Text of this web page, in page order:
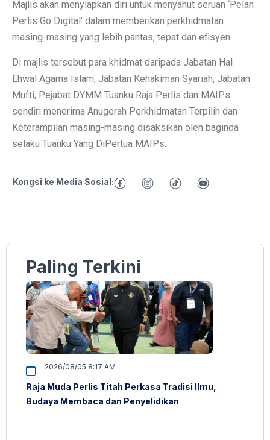
Majlis akan menyiapkan diri untuk menyahut seruan ‘Pelan
Perlis Go Digital’ dalam memberikan perkhidmatan
masing-masing yang lebih pantas, tepat dan efisyen.
Di majlis tersebut para khidmat daripada Jabatan Hal
Ehwal Agama Islam, Jabatan Kehakiman Syariah, Jabatan
Mufti, Pejabat DYMM Tuanku Raja Perlis dan MAIPs
sendiri menerima Anugerah Perkhidmatan Terpilih dan
Keterampilan masing-masing disaksikan oleh baginda
selaku Tuanku Yang DiPertua MAIPs.
Kongsi ke Media Sosial:
Paling Terkini
2026/08/05 8:17 AM
Raja Muda Perlis Titah Perkasa Tradisi Ilmu,
Budaya Membaca dan Penyelidikan